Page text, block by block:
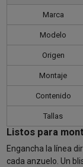
Marca
Modelo
Origen
Montaje
Contenido
Tallas
Listos para
Engancha la línea
cada anzuelo. Un